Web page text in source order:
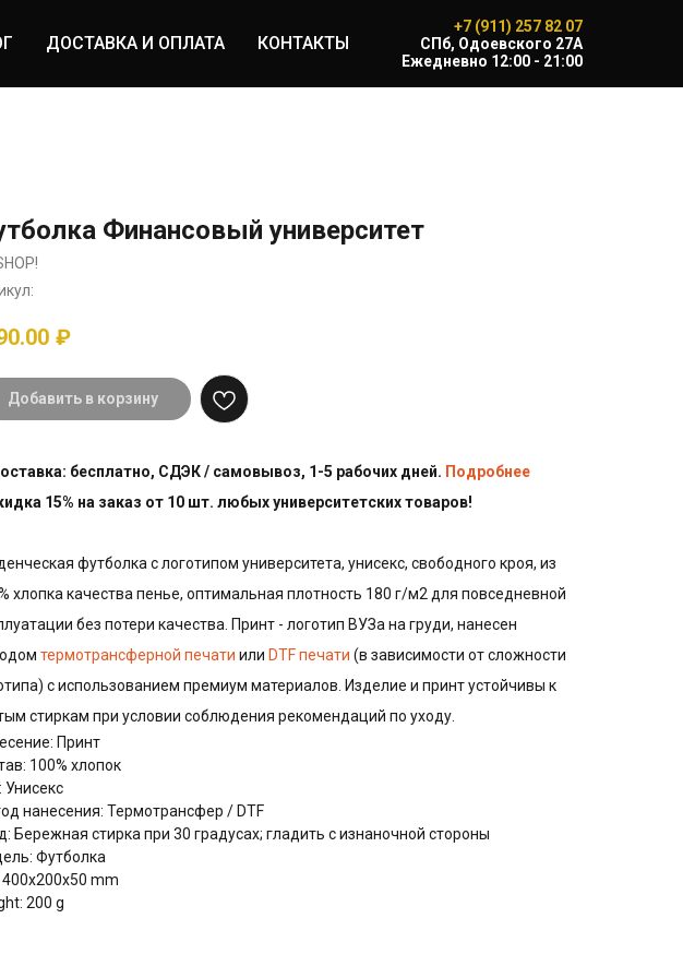
ДОСТАВКА И ОПЛАТА КОНТАКТЫ
+7 (911) 257 82 07
CПб, Одоевского 27А
Ежедневно 12:00 - 21:00
Финансовый университет
₽
Добавить в корзину
бесплатно, СДЭК / самовывоз, 1-5 рабочих дней. Подробнее
15% на заказ от 10 шт. любых университетских товаров!
футболка с логотипом университета, унисекс, свободного кроя, из
хлопка качества пенье, оптимальная плотность 180 г/м2 для повседневной
без потери качества. Принт - логотип ВУЗа на груди, нанесен
термотрансферной печати или DTF печати (в зависимости от сложности
с использованием премиум материалов. Изделие и принт устойчивы к
стиркам при условии соблюдения рекомендаций по уходу.
Принт
100% хлопок
Унисекс
нанесения: Термотрансфер / DTF
Бережная стирка при 30 градусах; гладить с изнаночной стороны
Футболка
400x200x50 mm
200 g